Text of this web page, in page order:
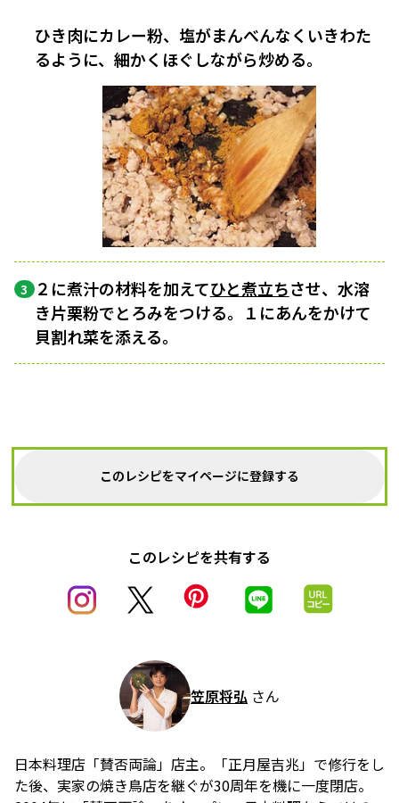
ひき肉にカレー粉、塩がまんべんなくいきわた
るように、細かくほぐしながら炒める。
3 ２に煮汁の材料を加えてひと煮立ちさせ、水溶
き片栗粉でとろみをつける。１にあんをかけて
貝割れ菜を添える。
このレシピをマイページに登録する
このレシピを共有する
笠原将弘 さん
日本料理店「賛否両論」店主。「正月屋吉兆」で修行をし
た後、実家の焼き鳥店を継ぐが30周年を機に一度閉店。